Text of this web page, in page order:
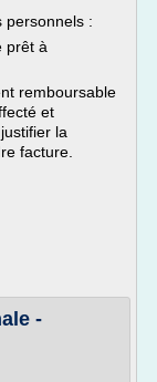
personnels :
prêt à
remboursable
et
la
facture.
-